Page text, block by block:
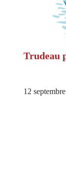
Trudeau
12